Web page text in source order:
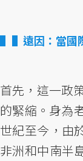
▌遠因：當國
首先，這一政
的緊縮。身為
世紀至今，由
非洲和中南半